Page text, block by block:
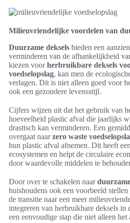
Milieuvriendelijke voordelen van
Duurzame deksels bieden een
verminderen van de afhankelijkheid
kiezen voorherbruikbare deksels
voedselopslag, kan men de
verlagen. Dit is niet alleen goed voor
ook een gezondere levensstijl.
Cijfers wijzen uit dat het gebruik van
hoeveelheid plastic afval die jaarlijks
drastisch kan verminderen. Een
overgaat naarzero waste
hun plastic afval afnemen. Dit heeft
ecosystemen en helpt de circulaire
door waardevolle middelen te
Door over te schakelen naar
huishoudens ook een voorbeeld
de transitie naar een meer
integreren van herbruikbare deksels in
een eenvoudige stap die niet alleen